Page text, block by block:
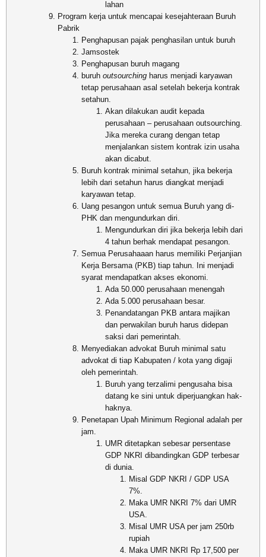
lahan
Program kerja untuk mencapai kesejahteraan Buruh
Pabrik
Penghapusan pajak penghasilan untuk buruh
Jamsostek
Penghapusan buruh magang
buruh outsourching harus menjadi karyawan
tetap perusahaan asal setelah bekerja kontrak
setahun.
Akan dilakukan audit kepada
perusahaan – perusahaan outsourching.
Jika mereka curang dengan tetap
menjalankan sistem kontrak izin usaha
akan dicabut.
Buruh kontrak minimal setahun, jika bekerja
lebih dari setahun harus diangkat menjadi
karyawan tetap.
Uang pesangon untuk semua Buruh yang di-
PHK dan mengundurkan diri.
Mengundurkan diri jika bekerja lebih dari
4 tahun berhak mendapat pesangon.
Semua Perusahaaan harus memiliki Perjanjian
Kerja Bersama (PKB) tiap tahun. Ini menjadi
syarat mendapatkan akses ekonomi.
Ada 50.000 perusahaan menengah
Ada 5.000 perusahaan besar.
Penandatangan PKB antara majikan
dan perwakilan buruh harus didepan
saksi dari pemerintah.
Menyediakan advokat Buruh minimal satu
advokat di tiap Kabupaten / kota yang digaji
oleh pemerintah.
Buruh yang terzalimi pengusaha bisa
datang ke sini untuk diperjuangkan hak-
haknya.
Penetapan Upah Minimum Regional adalah per
jam.
UMR ditetapkan sebesar persentase
GDP NKRI dibandingkan GDP terbesar
di dunia.
Misal GDP NKRI / GDP USA
7%.
Maka UMR NKRI 7% dari UMR
USA.
Misal UMR USA per jam 250rb
rupiah
Maka UMR NKRI Rp 17,500 per